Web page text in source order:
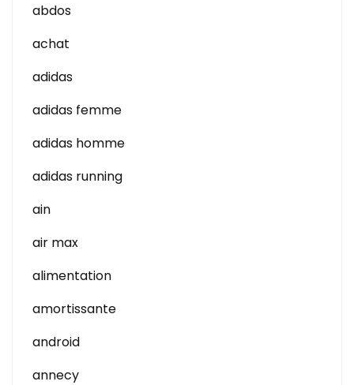
abdos
achat
adidas
adidas femme
adidas homme
adidas running
ain
air max
alimentation
amortissante
android
annecy